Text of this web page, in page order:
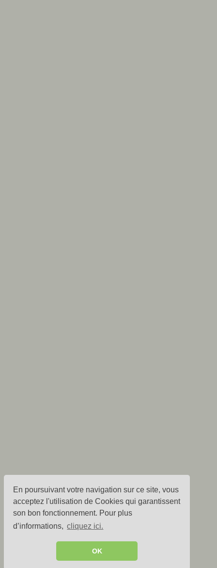
En poursuivant votre navigation sur ce site, vous
acceptez l'utilisation de Cookies qui garantissent
son bon fonctionnement. Pour plus
d’informations, cliquez ici.
OK